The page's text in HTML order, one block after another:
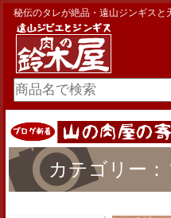
秘伝のタレが絶品・遠山ジンギスと
カテゴリー